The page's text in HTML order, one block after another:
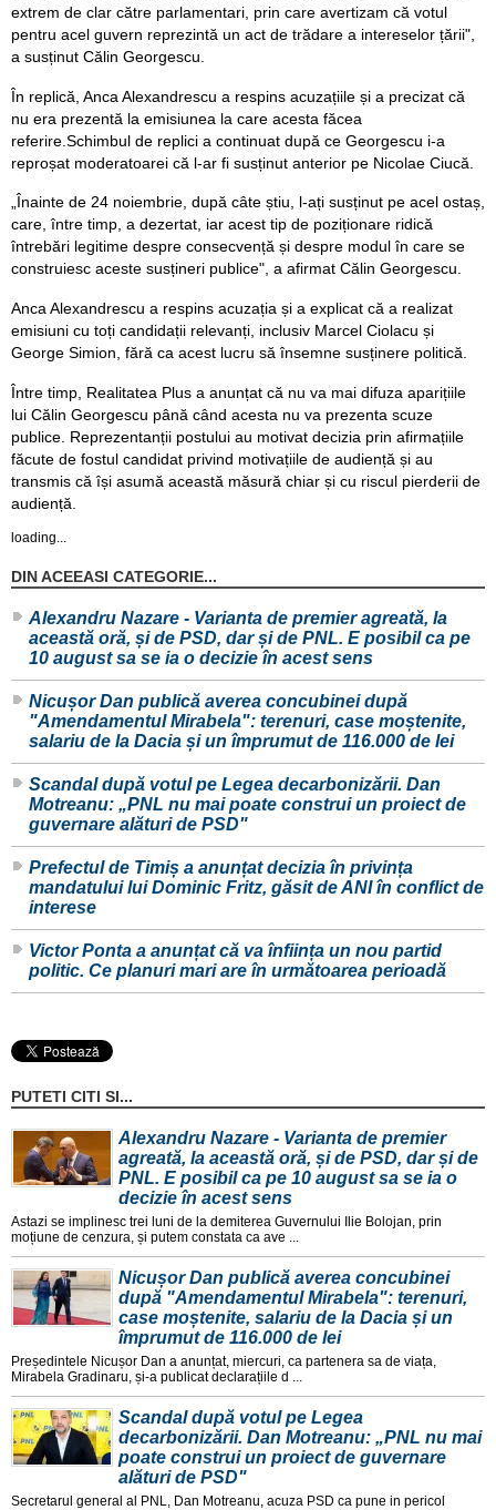
extrem de clar către parlamentari, prin care avertizam că votul
pentru acel guvern reprezintă un act de trădare a intereselor țării",
a susținut Călin Georgescu.
În replică, Anca Alexandrescu a respins acuzațiile și a precizat că
nu era prezentă la emisiunea la care acesta făcea
referire.Schimbul de replici a continuat după ce Georgescu i-a
reproșat moderatoarei că l-ar fi susținut anterior pe Nicolae Ciucă.
„Înainte de 24 noiembrie, după câte știu, l-ați susținut pe acel ostaș,
care, între timp, a dezertat, iar acest tip de poziționare ridică
întrebări legitime despre consecvență și despre modul în care se
construiesc aceste susțineri publice", a afirmat Călin Georgescu.
Anca Alexandrescu a respins acuzația și a explicat că a realizat
emisiuni cu toți candidații relevanți, inclusiv Marcel Ciolacu și
George Simion, fără ca acest lucru să însemne susținere politică.
Între timp, Realitatea Plus a anunțat că nu va mai difuza aparițiile
lui Călin Georgescu până când acesta nu va prezenta scuze
publice. Reprezentanții postului au motivat decizia prin afirmațiile
făcute de fostul candidat privind motivațiile de audiență și au
transmis că își asumă această măsură chiar și cu riscul pierderii de
audiență.
loading...
DIN ACEEASI CATEGORIE...
Alexandru Nazare - Varianta de premier agreată, la
această oră, și de PSD, dar și de PNL. E posibil ca pe
10 august sa se ia o decizie în acest sens
Nicușor Dan publică averea concubinei după
"Amendamentul Mirabela": terenuri, case moștenite,
salariu de la Dacia și un împrumut de 116.000 de lei
Scandal după votul pe Legea decarbonizării. Dan
Motreanu: „PNL nu mai poate construi un proiect de
guvernare alături de PSD"
Prefectul de Timiș a anunțat decizia în privința
mandatului lui Dominic Fritz, găsit de ANI în conflict de
interese
Victor Ponta a anunțat că va înființa un nou partid
politic. Ce planuri mari are în următoarea perioadă
PUTETI CITI SI...
Alexandru Nazare - Varianta de premier
agreată, la această oră, și de PSD, dar și de
PNL. E posibil ca pe 10 august sa se ia o
decizie în acest sens
Astazi se implinesc trei luni de la demiterea Guvernului Ilie Bolojan, prin
moțiune de cenzura, și putem constata ca ave ...
Nicușor Dan publică averea concubinei
după "Amendamentul Mirabela": terenuri,
case moștenite, salariu de la Dacia și un
împrumut de 116.000 de lei
Președintele Nicușor Dan a anunțat, miercuri, ca partenera sa de viața,
Mirabela Gradinaru, și-a publicat declarațiile d ...
Scandal după votul pe Legea
decarbonizării. Dan Motreanu: „PNL nu mai
poate construi un proiect de guvernare
alături de PSD"
Secretarul general al PNL, Dan Motreanu, acuza PSD ca pune in pericol